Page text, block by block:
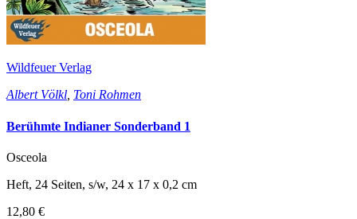
Wildfeuer Verlag
Albert Völkl Toni Rohmen
Berühmte Indianer Sonderband 1
Osceola
Heft, 24 Seiten, s/w, 24 x 17 x 0,2 cm
12,80 €